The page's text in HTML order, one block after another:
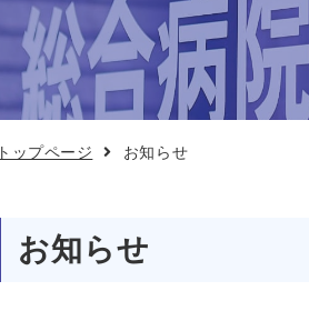
トップページ お知らせ
お知らせ